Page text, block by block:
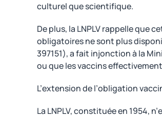
culturel que scientifique.
De plus, la LNPLV rappelle que
obligatoires ne sont plus
397151), a fait injonction à la
ou que les vaccins
L’extension de l’obligation
La LNPLV, constituée en 1954,